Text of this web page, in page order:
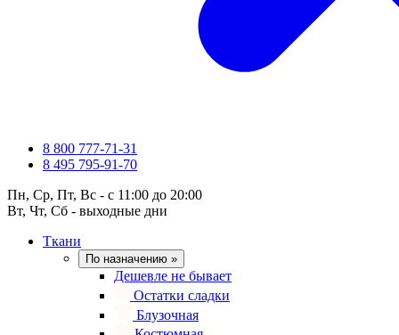
8 800 777-71-31
8 495 795-91-70
Пн, Ср, Пт, Вс - с 11:00 до 20:00
Вт, Чт, Сб - выходные дни
Ткани
По назначению »
Дешевле не бывает
Остатки сладки
Блузочная